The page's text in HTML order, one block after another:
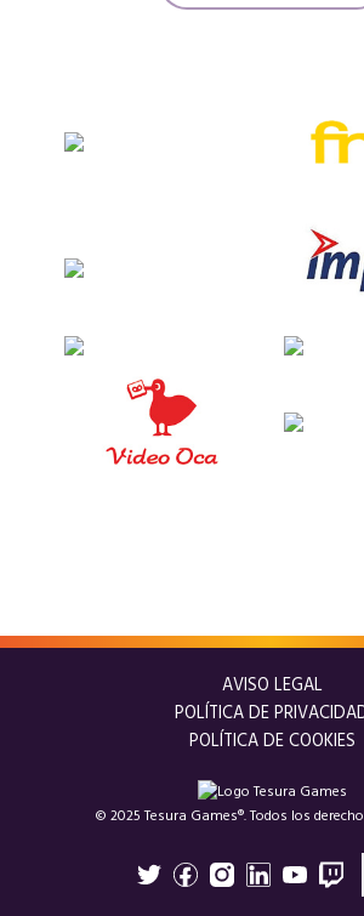
AVISO LEGAL
POLÍTICA DE
POLÍTICA DE COOKIES
© 2025 Tesura Games®. Todos los